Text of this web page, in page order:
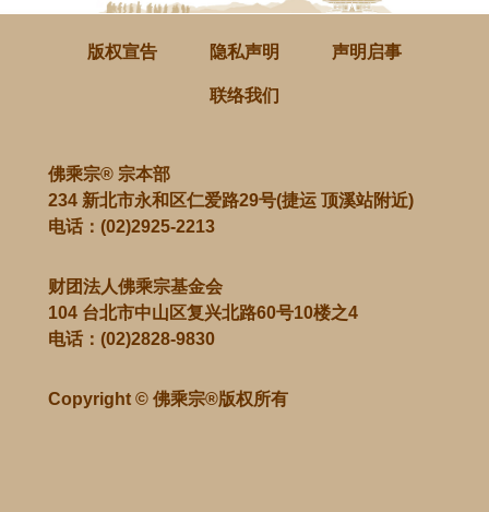
版权宣告 隐私声明 声明启事
联络我们
佛乘宗® 宗本部
234 新北市永和区仁爱路29号(捷运 顶溪站附近)
电话： (02)2925-2213
财团法人佛乘宗基金会
104 台北市中山区复兴北路60号10楼之4
电话： (02)2828-9830
Copyright © 佛乘宗®版权所有